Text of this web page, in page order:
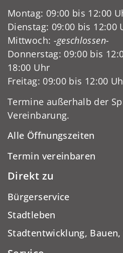
Montag: 09:00 bis 12:00
Dienstag: 09:00 bis 12:00
Mittwoch: -geschlossen-
Donnerstag: 09:00 bis
18:00 Uhr
Freitag: 09:00 bis 12:00
Termine außerhalb der
Vereinbarung.
Alle Öffnungszeiten
Termin vereinbaren
Direkt zu
Bürgerservice
Stadtleben
Stadtentwicklung,